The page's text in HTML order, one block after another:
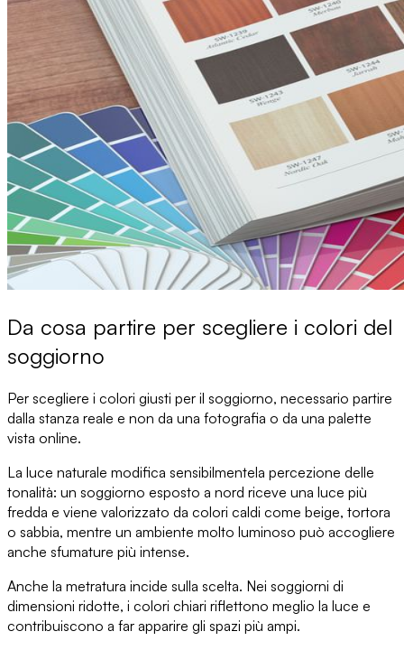
Da cosa partire per scegliere i colori del
soggiorno
Per scegliere i colori giusti per il soggiorno, necessario partire
dalla stanza reale e non da una fotografia o da una palette
vista online.
La luce naturale modifica sensibilmentela percezione delle
tonalità: un soggiorno esposto a nord riceve una luce più
fredda e viene valorizzato da colori caldi come beige, tortora
o sabbia, mentre un ambiente molto luminoso può accogliere
anche sfumature più intense.
Anche la metratura incide sulla scelta. Nei soggiorni di
dimensioni ridotte, i colori chiari riflettono meglio la luce e
contribuiscono a far apparire gli spazi più ampi.